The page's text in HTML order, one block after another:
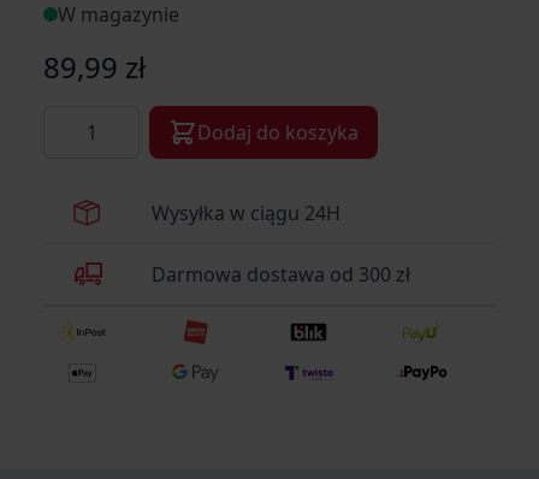
W magazynie
89,99 zł
Dodaj do koszyka
Wysyłka w ciągu 24H
Darmowa dostawa od 300 zł